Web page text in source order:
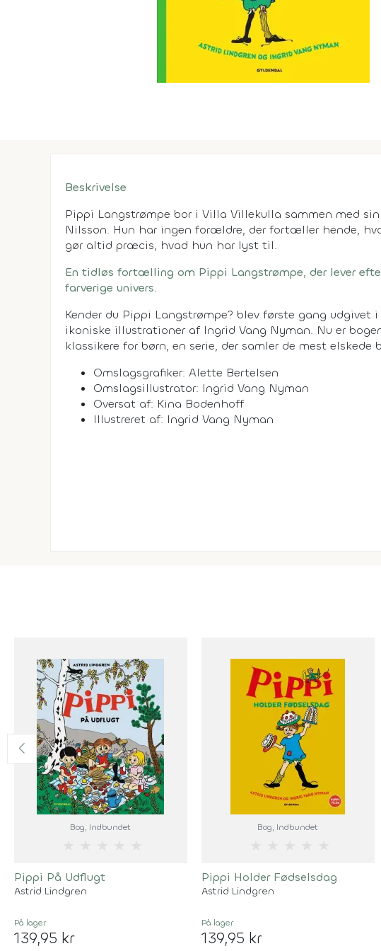
Beskrivelse
Pippi Langstrømpe bor i Villa Villekulla sammen med
Nilsson. Hun har ingen forældre, der fortæller hende,
gør altid præcis, hvad hun har lyst til.
En tidløs fortælling om Pippi Langstrømpe, der lever
farverige univers.
Kender du Pippi Langstrømpe? blev første gang udgivet
ikoniske illustrationer af Ingrid Vang Nyman. Nu er
klassikere for børn, en serie, der samler de mest
Omslagsgrafiker: Alette Bertelsen
Omslagsillustrator: Ingrid Vang Nyman
Oversat af: Kina Bodenhoff
Illustreret af: Ingrid Vang Nyman
Bog, Indbundet
Pippi På Udflugt
Astrid Lindgren
På lager
139,95 kr
Bog, Indbundet
Pippi Holder Fødselsdag
Astrid Lindgren
På lager
139,95 kr